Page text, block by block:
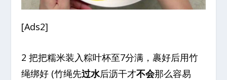
[Ads2]
2 把把糯米装入粽叶杯至7分满，裹好后用竹
绳绑好 (竹绳先过水后沥干才不会那么容易